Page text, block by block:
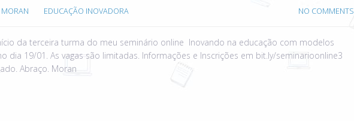
MORAN EDUCAÇÃO INOVADORA NO COMMENTS
da terceira turma do meu seminário online Inovando na educação com modelos
dia 19/01. As vagas são limitadas. Informações e Inscrições em bit.ly/seminarioonline3
Abraço. Moran